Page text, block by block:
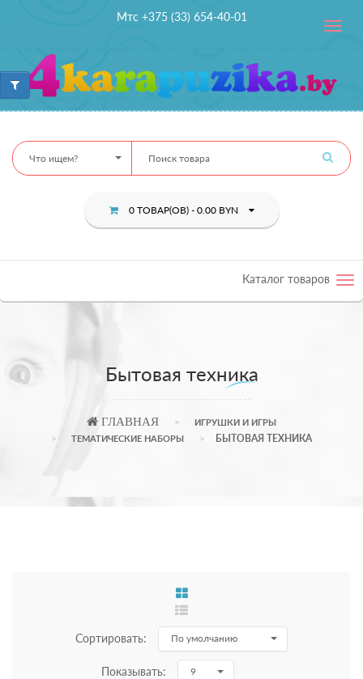
Мтс +375 (33) 654-40-01
Toggle
Что ищем?
0 ТОВАР(ОВ) - 0.00 BYN
Каталог товаров
Бытовая техника
ГЛАВНАЯ
ИГРУШКИ И ИГРЫ
ТЕМАТИЧЕСКИЕ НАБОРЫ
БЫТОВАЯ ТЕХНИКА
Сортировать: По умолчанию
Показывать: 9